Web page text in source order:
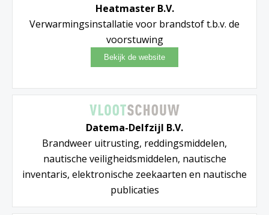
Heatmaster B.V.
Verwarmingsinstallatie voor brandstof t.b.v. de
voorstuwing
Datema-Delfzijl B.V.
Brandweer uitrusting, reddingsmiddelen,
nautische veiligheidsmiddelen, nautische
inventaris, elektronische zeekaarten en nautische
publicaties